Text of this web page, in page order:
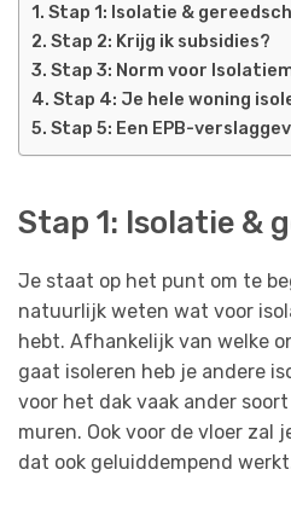
Stap 1: Isolatie &
Stap 2: Krijg ik subsidies?
Stap 3: Norm voor
Stap 4: Je hele woning
Stap 5: Een EPB-
Stap 1: Isolatie &
Je staat op het punt om te
natuurlijk weten wat voor
hebt. Afhankelijk van welke
gaat isoleren heb je andere
voor het dak vaak ander
muren. Ook voor de vloer zal
dat ook geluiddempend